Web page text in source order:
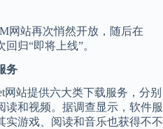
网站再次悄然开放，随后在
归“即将上线”。
务
网站提供六大类下载服务，分别
读和视频。据调查显示，软件服
实游戏、阅读和音乐也获得不不